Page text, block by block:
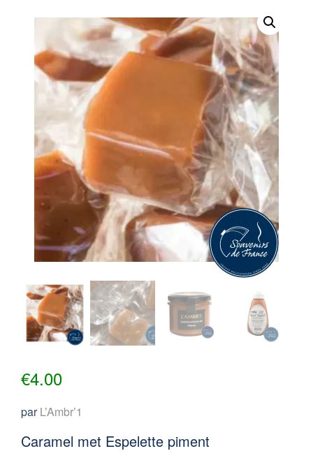
€4.00
parL’Ambr’1
Caramel met Espelette piment